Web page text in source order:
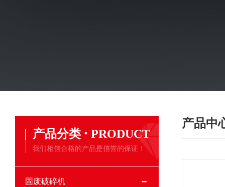
产品分类 · PRODUCT
我们相信合格的产品是信誉的保证！
固废破碎机
产品中